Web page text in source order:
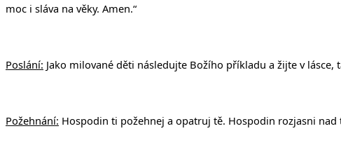
moc i sláva na věky. Amen.“
Poslání: Jako milované děti následujte Božího příkladu a žijte v lásce,
Požehnání: Hospodin ti požehnej a opatruj tě. Hospodin rozjasni